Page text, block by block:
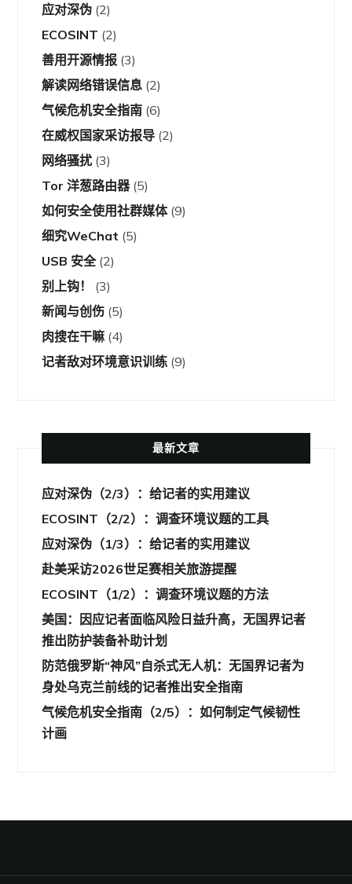
应对深伪 (2)
ECOSINT (2)
善用开源情报 (3)
解读网络错误信息 (2)
气候危机安全指南 (6)
在威权国家采访报导 (2)
网络骚扰 (3)
Tor 洋葱路由器(5)
如何安全使用社群媒体(9)
细究WeChat (5)
USB 安全(2)
别上钩！
(3)
新闻与创伤 (5)
肉搜在干嘛 (4)
记者敌对环境意识训练 (9)
最新文章
应对深伪（2/3）：给记者的实用建议
ECOSINT（2/2）：调查环境议题的工具
应对深伪（1/3）：给记者的实用建议
赴美采访2026世足赛相关旅游提醒
ECOSINT（1/2）：调查环境议题的方法
美国：因应记者面临风险日益升高，无国界记者
推出防护装备补助计划
防范俄罗斯“神风”自杀式无人机：无国界记者为
身处乌克兰前线的记者推出安全指南
气候危机安全指南（2/5）：如何制定气候韧性
计画